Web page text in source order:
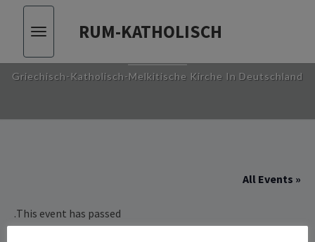
RUM-KATHOLISCH
Toggle
RUM-KATHOLISCH
Griechisch-Katholisch-Melkitische Kirche In Deutschland
« All Events
This event has passed.